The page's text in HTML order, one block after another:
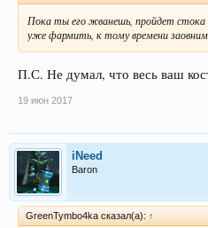
Пока ты его жванешь, пройдет стока
уже фармить, к тому времени заовним
П.С. Не думал, что весь ваш
19 июн 2017
iNeed
Baron
GreenTymbo4ka сказал(а): ↑